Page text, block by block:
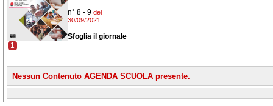
n° 8 - 9 del
30/09/2021
Sfoglia il giornale
1
Nessun Contenuto AGENDA SCUOLA presente.